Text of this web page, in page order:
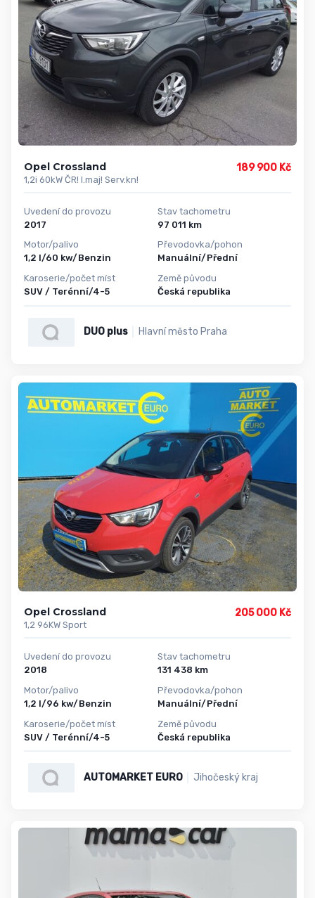
Opel Crossland
1,2i 60kW ČR! I.maj! Serv.kn!
189 900 Kč
Uvedení do provozu
2017
Motor/palivo
1,2 l/60 kw/Benzin
Karoserie/počet míst
SUV / Terénní/4-5
Stav tachometru
97 011 km
Převodovka/pohon
Manuální/Přední
Země původu
Česká republika
DUO plus Hlavní město Praha
Opel Crossland
1,2 96KW Sport
205 000 Kč
Uvedení do provozu
2018
Motor/palivo
1,2 l/96 kw/Benzin
Karoserie/počet míst
SUV / Terénní/4-5
Stav tachometru
131 438 km
Převodovka/pohon
Manuální/Přední
Země původu
Česká republika
AUTOMARKET EURO Jihočeský kraj